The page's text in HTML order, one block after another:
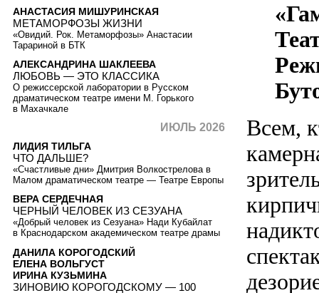
Всем,
АНАСТАСИЯ МИШУРИНСКАЯ
МЕТАМОРФОЗЫ ЖИЗНИ
«Овидий. Рок. Метаморфозы» Анастасии
Тарариной в БТК
АЛЕКСАНДРИНА ШАКЛЕЕВА
ЛЮБОВЬ — ЭТО КЛАССИКА
О режиссерской лаборатории в Русском
драматическом театре имени М. Горького
в Махачкале
ИЮЛЬ 2026
ЛИДИЯ ТИЛЬГА
ЧТО ДАЛЬШЕ?
«Счастливые дни» Дмитрия Волкострелова в
Малом драматическом театре — Театре Европы
ВЕРА СЕРДЕЧНАЯ
ЧЕРНЫЙ ЧЕЛОВЕК ИЗ СЕЗУАНА
«Добрый человек из Сезуана» Нади Кубайлат
в Краснодарском академическом театре драмы
ДАНИЛА КОРОГОДСКИЙ
ЕЛЕНА ВОЛЬГУСТ
ИРИНА КУЗЬМИНА
ЗИНОВИЮ КОРОГОДСКОМУ — 100